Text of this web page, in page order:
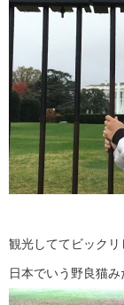
観光しててビックリ
日本でいう野良猫